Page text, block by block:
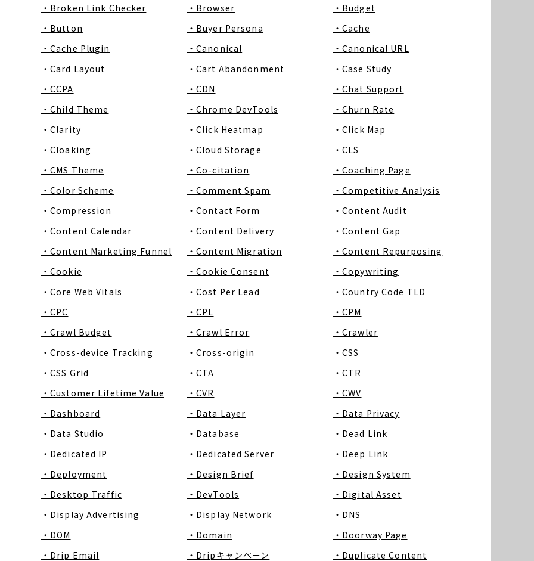
・Broken Link Checker
・Browser
・Budget
・Button
・Buyer Persona
・Cache
・Cache Plugin
・Canonical
・Canonical URL
・Card Layout
・Cart Abandonment
・Case Study
・CCPA
・CDN
・Chat Support
・Child Theme
・Chrome DevTools
・Churn Rate
・Clarity
・Click Heatmap
・Click Map
・Cloaking
・Cloud Storage
・CLS
・CMS Theme
・Co-citation
・Coaching Page
・Color Scheme
・Comment Spam
・Competitive Analysis
・Compression
・Contact Form
・Content Audit
・Content Calendar
・Content Delivery
・Content Gap
・Content Marketing Funnel
・Content Migration
・Content Repurposing
・Cookie
・Cookie Consent
・Copywriting
・Core Web Vitals
・Cost Per Lead
・Country Code TLD
・CPC
・CPL
・CPM
・Crawl Budget
・Crawl Error
・Crawler
・Cross-device Tracking
・Cross-origin
・CSS
・CSS Grid
・CTA
・CTR
・Customer Lifetime Value
・CVR
・CWV
・Dashboard
・Data Layer
・Data Privacy
・Data Studio
・Database
・Dead Link
・Dedicated IP
・Dedicated Server
・Deep Link
・Deployment
・Design Brief
・Design System
・Desktop Traffic
・DevTools
・Digital Asset
・Display Advertising
・Display Network
・DNS
・DOM
・Domain
・Doorway Page
・Drip Email
・Dripキャンペーン
・Duplicate Content